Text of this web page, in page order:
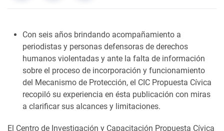
Con seis años brindando acompañamiento a
periodistas y personas defensoras de derechos
humanos violentadas y ante la falta de información
sobre el proceso de incorporación y funcionamiento
del Mecanismo de Protección, el CIC Propuesta Cívica
recopiló su experiencia en ésta publicación con miras
a clarificar sus alcances y limitaciones.
El Centro de Investigación y Capacitación Propuesta Cívica